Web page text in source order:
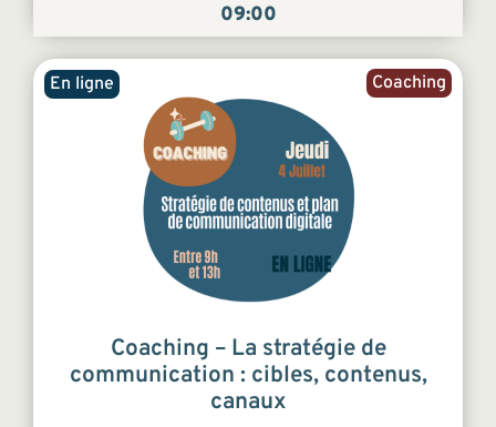
09:00
Coaching
En ligne
Coaching – La stratégie de
communication : cibles, contenus,
canaux